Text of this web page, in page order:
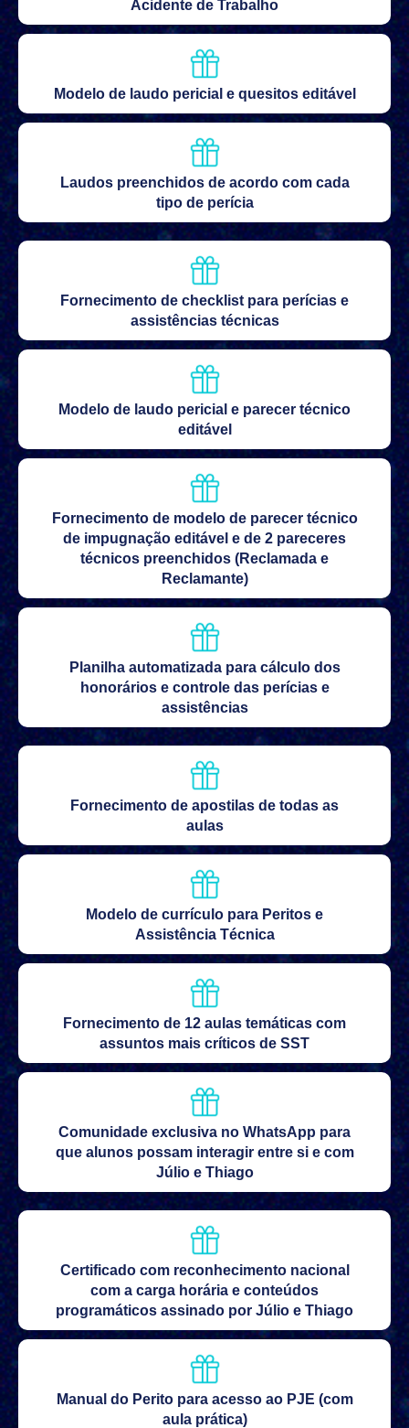
Acidente de Trabalho
Modelo de laudo pericial e quesitos editável
Laudos preenchidos de acordo com cada
tipo de perícia
Fornecimento de checklist para perícias e
assistências técnicas
Modelo de laudo pericial e parecer técnico
editável
Fornecimento de modelo de parecer técnico
de impugnação editável e de 2 pareceres
técnicos preenchidos (Reclamada e
Reclamante)
Planilha automatizada para cálculo dos
honorários e controle das perícias e
assistências
Fornecimento de apostilas de todas as
aulas
Modelo de currículo para Peritos e
Assistência Técnica
Fornecimento de 12 aulas temáticas com
assuntos mais críticos de SST
Comunidade exclusiva no WhatsApp para
que alunos possam interagir entre si e com
Júlio e Thiago
Certificado com reconhecimento nacional
com a carga horária e conteúdos
programáticos assinado por Júlio e Thiago
Manual do Perito para acesso ao PJE (com
aula prática)